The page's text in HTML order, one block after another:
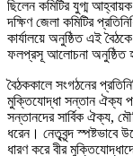
ছিলেন কমিটির যুগ্ম
দক্ষিণ জেলা কমিটির
কার্যালয়ে অনুষ্ঠিত এই
ফলপ্রসূ আলোচনা অনুষ্ঠিত
বৈঠককালে সংগঠনের
মুক্তিযোদ্ধা সন্তান ঐক্য
সন্তানদের সার্বিক ঐক্য,
ধরেন। নেতৃবৃন্দ
ধারণ করে বীর